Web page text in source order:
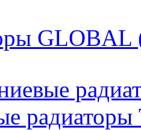
GLOBAL